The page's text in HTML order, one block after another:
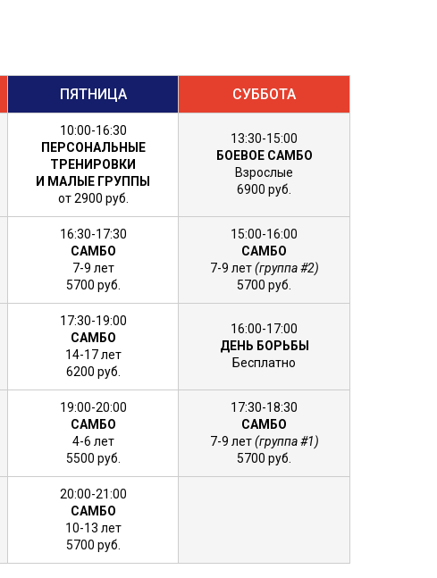
ПЯТНИЦА СУББОТА
10:00-16:30
ПЕРСОНАЛЬНЫЕ
ТРЕНИРОВКИ
И МАЛЫЕ ГРУППЫ
от 2900 руб.
13:30-15:00
БОЕВОЕ САМБО
Взрослые
6900 руб.
16:30-17:30
САМБО
7-9 лет
5700 руб.
15:00-16:00
САМБО
7-9 лет(группа #2)
5700 руб.
17:30-19:00
САМБО
14-17 лет
6200 руб.
16:00-17:00
ДЕНЬ БОРЬБЫ
Бесплатно
19:00-20:00
САМБО
4-6 лет
5500 руб.
17:30-18:30
САМБО
7-9 лет(группа #1)
5700 руб.
20:00-21:00
САМБО
10-13 лет
5700 руб.